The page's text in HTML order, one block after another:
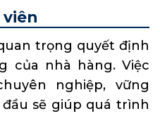
viên
trọng quyết định
của nhà hàng. Việc
nghiệp, vững
sẽ giúp quá trình